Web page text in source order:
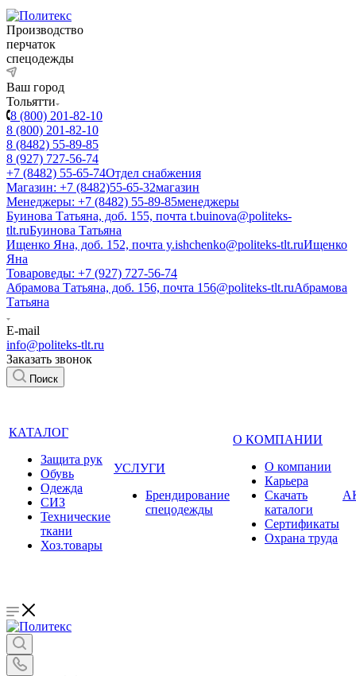
Производство
перчаток
спецодежды
Ваш город
Тольятти
8 (800) 201-82-10
8 (800) 201-82-10
8 (8482) 55-89-85
8 (927) 727-56-74
+7 (8482) 55-65-74Отдел снабжения
Магазин: +7 (8482)55-65-32магазин
Менеджеры: +7 (8482) 55-89-85менеджеры
Буинова Татьяна, доб. 155, почта t.buinova@politeks-
tlt.ruБуинова Татьяна
Ищенко Яна, доб. 152, почта y.ishchenko@politeks-tlt.ruИщенко
Яна
Товароведы: +7 (927) 727-56-74
Абрамова Татьяна, доб. 156, почта 156@politeks-tlt.ruАбрамова
Татьяна
E-mail
info@politeks-tlt.ru
Заказать звонок
Поиск
КАТАЛОГ
Защита рук
Обувь
Одежда
СИЗ
Технические
ткани
Хоз.товары
УСЛУГИ
Брендирование
спецодежды
О КОМПАНИИ
О компании
Карьера
Cкачать
каталоги
Сертификаты
Охрана труда